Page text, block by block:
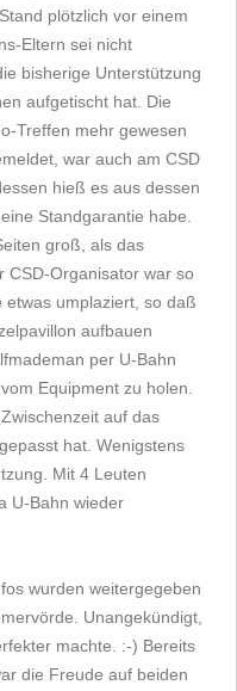
plötzlich vor einem
Eltern sei nicht
bisherige Unterstützung
aufgetischt hat. Die
Treffen mehr gewesen
war auch am CSD
hieß es aus dessen
Standgarantie habe.
groß, als das
CSD-Organisator war so
etwas umplaziert, so daß
aufbauen
per U-Bahn
Equipment zu holen.
auf das
hat. Wenigstens
Mit 4 Leuten
U-Bahn wieder
wurden weitergegeben
Unangekündigt,
machte. :-) Bereits
die Freude auf beiden